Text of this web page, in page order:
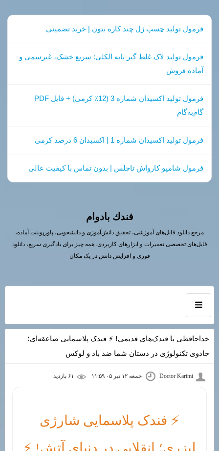
فرمول تولید چسب ژل چند کاره بتون | خرید تضمینی
فرمول تولید لاک غلط گیر پایه الکلی: سریع خشک، غیرسمی و
آماده فروش
فرمول تولید اکسیدان شماره 3 (12٪ کرمی) + فایل PDF
گام‌به‌گام
فرمول تولید اکسیدان شماره 1 | اکسیدان 6 درصد کرمی
فرمول شامپو کارواش تاچلس | بدون تماس با کیفیت عالی
فندك بادوام
مرجع دانلود فایل‌های آموزشی، تحقیق دانش‌آموزی و دانشجویی، پاورپوینت آماده،
فایل‌های تخصصی تعمیرات و ابزارهای کاربردی. همه چیز برای یادگیری سریع، دانلود
فوری و افزایش دانش در یک مکان
خداحافظی با فندک‌های قدیمی! ⚡ فندک پلاسمایی صاعقه‌ای؛
جادوی تکنولوژی در دستان شما ضد باد و لوکس
Doctor Karimi جمعه ۱۲ تیر ۰۵ ۱۱:۵۹
⚡ فندک پلاسمایی شارژی
لیزری؛ انقلابی در دنیای آتش! ⚡